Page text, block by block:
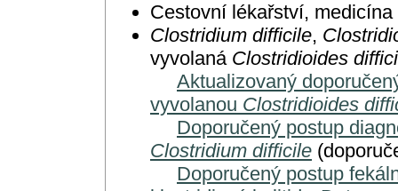
Cestovní lékařství,
Clostridium difficile,
vyvolaná Clostridioides
Aktualizovaný
vyvolanou Clostridioides
Doporučený postup
Clostridium difficile
Doporučený postup